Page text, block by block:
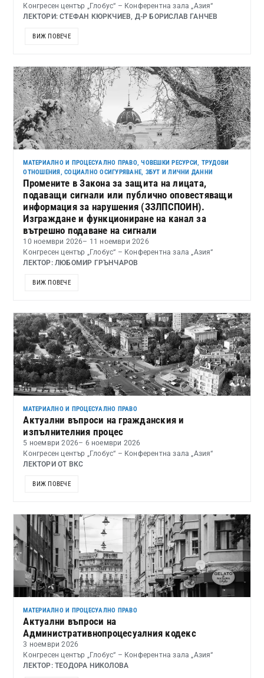
Конгресен център „Глобус“ – Конферентна зала „Азия“
ЛЕКТОРИ: СТЕФАН КЮРКЧИЕВ, Д-Р БОРИСЛАВ ГАНЧЕВ
ВИЖ ПОВЕЧЕ
МАТЕРИАЛНО И ПРОЦЕСУАЛНО ПРАВО,ЧОВЕШКИ РЕСУРСИ, ТРУДОВИ
ОТНОШЕНИЯ, СОЦИАЛНО ОСИГУРЯВАНЕ, ЗБУТ И ЛИЧНИ ДАННИ
Промените в Закона за защита на лицата,
подаващи сигнали или публично оповестяващи
информация за нарушения (ЗЗЛПСПОИН).
Изграждане и функциониране на канал за
вътрешно подаване на сигнали
10 ноември 2026– 11 ноември 2026
Конгресен център „Глобус“ – Конферентна зала „Азия“
ЛЕКТОР: ЛЮБОМИР ГРЪНЧАРОВ
ВИЖ ПОВЕЧЕ
МАТЕРИАЛНО И ПРОЦЕСУАЛНО ПРАВО
Актуални въпроси на гражданския и
изпълнителния процес
5 ноември 2026– 6 ноември 2026
Конгресен център „Глобус“ – Конферентна зала „Азия“
ЛЕКТОРИ ОТ ВКС
ВИЖ ПОВЕЧЕ
МАТЕРИАЛНО И ПРОЦЕСУАЛНО ПРАВО
Актуални въпроси на
Административнопроцесуалния кодекс
3 ноември 2026
Конгресен център „Глобус“ – Конферентна зала „Азия“
ЛЕКТОР: ТЕОДОРА НИКОЛОВА